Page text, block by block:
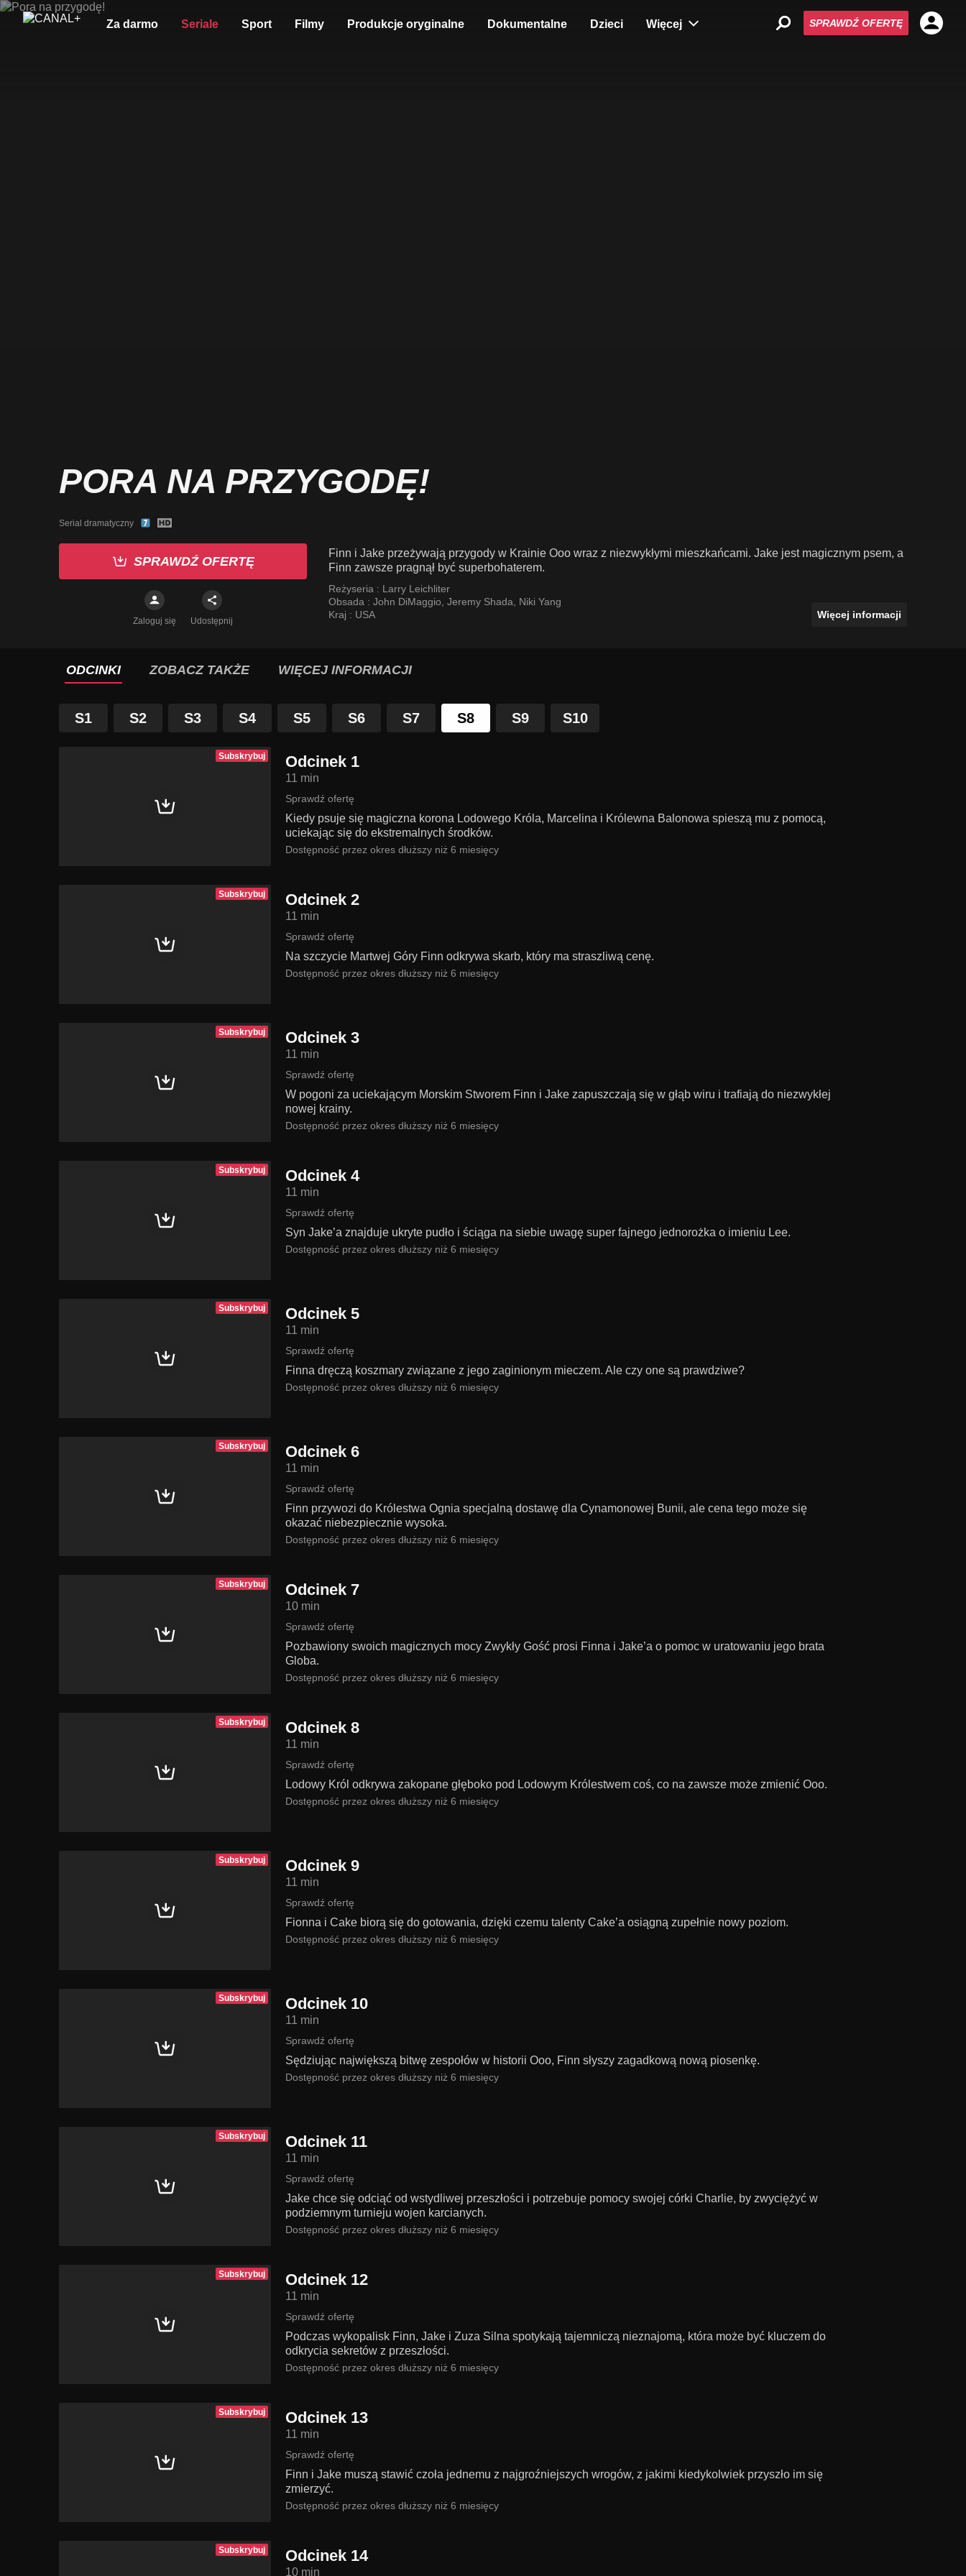
Za darmo Seriale Sport Filmy Produkcje oryginalne Dokumentalne Dzieci Więcej SPRAWDŹ OFERTĘ
PORA NA PRZYGODĘ!
Serial dramatyczny
SPRAWDŹ OFERTĘ
Zaloguj się Udostępnij
Finn i Jake przeżywają przygody w Krainie Ooo wraz z niezwykłymi mieszkańcami. Jake jest magicznym psem, a
Finn zawsze pragnął być superbohaterem.
Reżyseria : Larry Leichliter
Obsada : John DiMaggio Jeremy Shada
Niki Yang
Kraj : USA Więcej informacji
ODCINKI ZOBACZ TAKŻE WIĘCEJ INFORMACJI
S1 S2 S3 S4 S5 S6 S7 S8 S9 S10
Subskrybuj Odcinek 1
11 min
Sprawdź ofertę
Kiedy psuje się magiczna korona Lodowego Króla, Marcelina i Królewna Balonowa spieszą mu z pomocą,
uciekając się do ekstremalnych środków.
Dostępność przez okres dłuższy niż 6 miesięcy
Subskrybuj Odcinek 2
11 min
Sprawdź ofertę
Na szczycie Martwej Góry Finn odkrywa skarb, który ma straszliwą cenę.
Dostępność przez okres dłuższy niż 6 miesięcy
Subskrybuj Odcinek 3
11 min
Sprawdź ofertę
W pogoni za uciekającym Morskim Stworem Finn i Jake zapuszczają się w głąb wiru i trafiają do niezwykłej
nowej krainy.
Dostępność przez okres dłuższy niż 6 miesięcy
Subskrybuj Odcinek 4
11 min
Sprawdź ofertę
Syn Jake’a znajduje ukryte pudło i ściąga na siebie uwagę super fajnego jednorożka o imieniu Lee.
Dostępność przez okres dłuższy niż 6 miesięcy
Subskrybuj Odcinek 5
11 min
Sprawdź ofertę
Finna dręczą koszmary związane z jego zaginionym mieczem. Ale czy one są prawdziwe?
Dostępność przez okres dłuższy niż 6 miesięcy
Subskrybuj Odcinek 6
11 min
Sprawdź ofertę
Finn przywozi do Królestwa Ognia specjalną dostawę dla Cynamonowej Bunii, ale cena tego może się
okazać niebezpiecznie wysoka.
Dostępność przez okres dłuższy niż 6 miesięcy
Subskrybuj Odcinek 7
10 min
Sprawdź ofertę
Pozbawiony swoich magicznych mocy Zwykły Gość prosi Finna i Jake’a o pomoc w uratowaniu jego brata
Globa.
Dostępność przez okres dłuższy niż 6 miesięcy
Subskrybuj Odcinek 8
11 min
Sprawdź ofertę
Lodowy Król odkrywa zakopane głęboko pod Lodowym Królestwem coś, co na zawsze może zmienić Ooo.
Dostępność przez okres dłuższy niż 6 miesięcy
Subskrybuj Odcinek 9
11 min
Sprawdź ofertę
Fionna i Cake biorą się do gotowania, dzięki czemu talenty Cake’a osiągną zupełnie nowy poziom.
Dostępność przez okres dłuższy niż 6 miesięcy
Subskrybuj Odcinek 10
11 min
Sprawdź ofertę
Sędziując największą bitwę zespołów w historii Ooo, Finn słyszy zagadkową nową piosenkę.
Dostępność przez okres dłuższy niż 6 miesięcy
Subskrybuj Odcinek 11
11 min
Sprawdź ofertę
Jake chce się odciąć od wstydliwej przeszłości i potrzebuje pomocy swojej córki Charlie, by zwyciężyć w
podziemnym turnieju wojen karcianych.
Dostępność przez okres dłuższy niż 6 miesięcy
Subskrybuj Odcinek 12
11 min
Sprawdź ofertę
Podczas wykopalisk Finn, Jake i Zuza Silna spotykają tajemniczą nieznajomą, która może być kluczem do
odkrycia sekretów z przeszłości.
Dostępność przez okres dłuższy niż 6 miesięcy
Subskrybuj Odcinek 13
11 min
Sprawdź ofertę
Finn i Jake muszą stawić czoła jednemu z najgroźniejszych wrogów, z jakimi kiedykolwiek przyszło im się
zmierzyć.
Dostępność przez okres dłuższy niż 6 miesięcy
Subskrybuj Odcinek 14
10 min